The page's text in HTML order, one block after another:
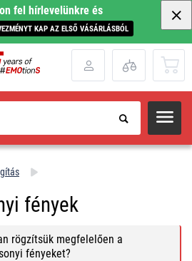
fel hírlevelünkre és
KAP AZ ELSŐ VÁSÁRLÁSBÓL
fények
rögzítsük megfelelően a
fényeket?